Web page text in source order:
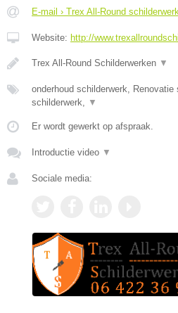
E-mail › Trex All-Round
Website: http://
Trex All-Round Schilderwerken ▼
onderhoud schilderwerk,
schilderwerk,
▼
Er wordt gewerkt op afspraak.
Introductie video ▼
Sociale media: